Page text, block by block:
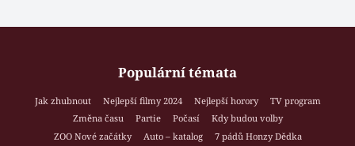
Populární témata
Jak zhubnout Nejlepší filmy 2024 Nejlepší horory
TV program
Změna času
Partie Počasí
Kdy budou volby
ZOO Nové začátky
Auto – katalog
7 pádů Honzy Dědka